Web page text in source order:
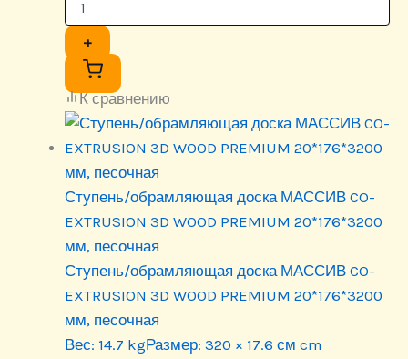
+
К сравнению
Ступень/обрамляющая доска МАССИВ CO-
EXTRUSION 3D WOOD PREMIUM 20*176*3200
мм, песочная
Ступень/обрамляющая доска МАССИВ CO-
EXTRUSION 3D WOOD PREMIUM 20*176*3200
мм, песочная
Вес: 14.7 kgРазмер: 320 × 17.6 см cm